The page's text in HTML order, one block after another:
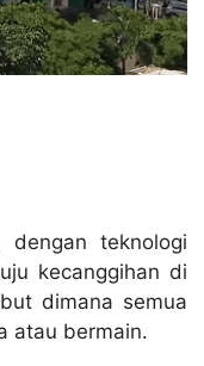
teknologi
kecanggihan di
dimana semua
atau bermain.